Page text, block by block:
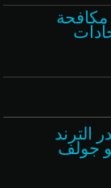
مكافحة
الترند
جولف